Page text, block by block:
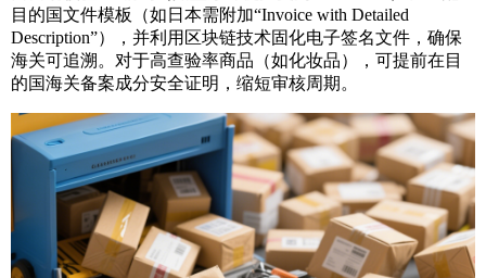
目的国文件模板（如日本需附加“Invoice with Detailed
Description”），并利用区块链技术固化电子签名文件，确保
海关可追溯。对于高查验率商品（如化妆品），可提前在目
的国海关备案成分安全证明，缩短审核周期。